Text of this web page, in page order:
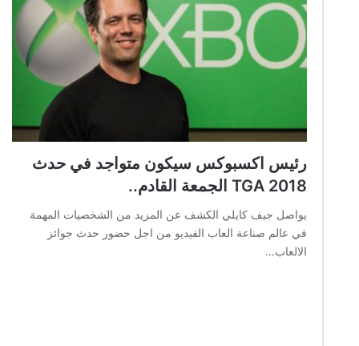
رئيس اكسبوكس سيكون متواجد في حدث
TGA 2018 الجمعة القادم..
يواصل جيف كايلي الكشف عن المزيد من الشخصيات المهمة
في عالم صناعة العاب الفيديو من اجل حضور حدث جوائز
الالعاب…